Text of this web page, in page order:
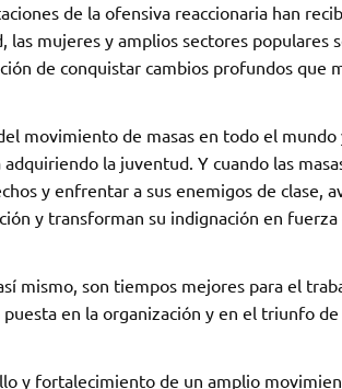
de la ofensiva reaccionaria han
las mujeres y amplios sectores populares
de conquistar cambios profundos que
movimiento de masas en todo el
la juventud. Y cuando las
y enfrentar a sus enemigos de clase,
y transforman su indignación en
mismo, son tiempos mejores para el
en la organización y en el triunfo
y fortalecimiento de un amplio